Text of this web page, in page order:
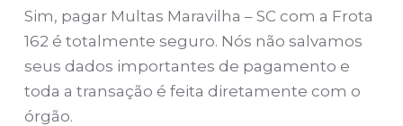
Sim, pagar Multas Maravilha – SC com a Frota
162 é totalmente seguro. Nós não salvamos
seus dados importantes de pagamento e
toda a transação é feita diretamente com o
órgão.